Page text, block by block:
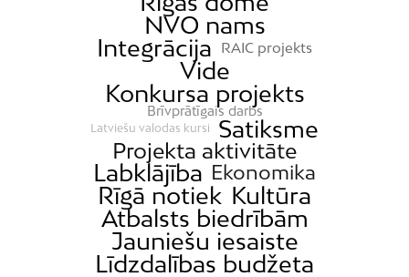
NVO nams
Integrācija
RAIC projekts
Vide
Konkursa projekts
Brīvprātīgais darbs
Latviešu valodas kursi Satiksme
Projekta aktivitāte
Labklājība Ekonomika
Rīgā notiek Kultūra
Atbalsts biedrībām
Jauniešu iesaiste
Līdzdalības budžeta